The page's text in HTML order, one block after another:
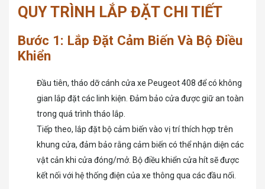
QUY TRÌNH LẮP ĐẶT CHI TIẾT
Bước 1: Lắp Đặt Cảm Biến Và Bộ Điều
Khiển
Đầu tiên, tháo dỡ cánh cửa xe Peugeot 408 để có không
gian lắp đặt các linh kiện. Đảm bảo cửa được giữ an toàn
trong quá trình tháo lắp.
Tiếp theo, lắp đặt bộ cảm biến vào vị trí thích hợp trên
khung cửa, đảm bảo rằng cảm biến có thể nhận diện các
vật cản khi cửa đóng/mở. Bộ điều khiển cửa hít sẽ được
kết nối với hệ thống điện của xe thông qua các đầu nối.